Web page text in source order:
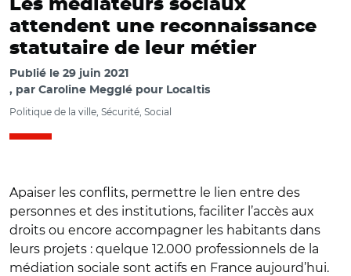
Les médiateurs sociaux
attendent une reconnaissance
statutaire de leur métier
Publié le 29 juin 2021
par Caroline Megglé pour Localtis
Politique de la ville, Sécurité, Social
Apaiser les conflits, permettre le lien entre des
personnes et des institutions, faciliter l’accès aux
droits ou encore accompagner les habitants dans
leurs projets : quelque 12.000 professionnels de la
médiation sociale sont actifs en France aujourd’hui.